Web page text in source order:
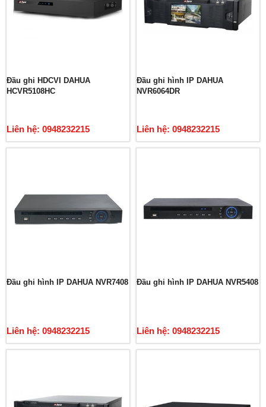
Đầu ghi HDCVI DAHUA
HCVR5108HC
Liên hệ: 0948232215
Đầu ghi hình IP DAHUA
NVR6064DR
Liên hệ: 0948232215
Đầu ghi hình IP DAHUA NVR7408
Liên hệ: 0948232215
Đầu ghi hình IP DAHUA NVR5408
Liên hệ: 0948232215